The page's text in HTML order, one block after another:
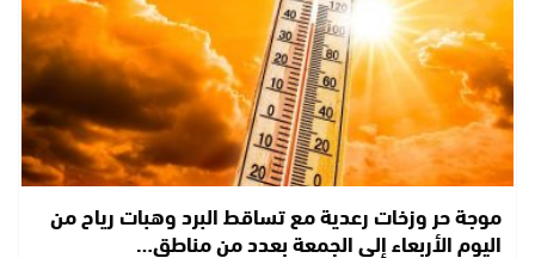
موجة حر وزخات رعدية مع تساقط البرد وهبات رياح من
اليوم الأربعاء إلى الجمعة بعدد من مناطق…